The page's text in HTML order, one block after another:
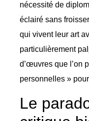
nécessité de
éclairé sans
qui vivent leur art
particulièrement
d’œuvres que l’on
personnelles »
Le